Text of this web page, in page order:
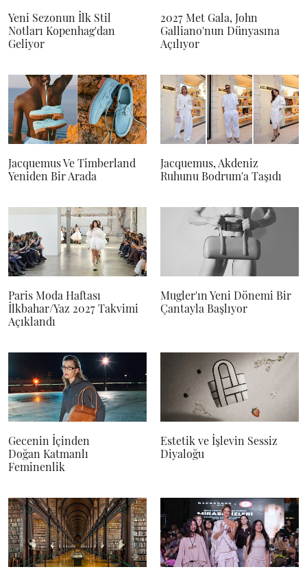
Yeni Sezonun İlk Stil
Notları Kopenhag'dan
Geliyor
2027 Met Gala, John
Galliano'nun Dünyasına
Açılıyor
Jacquemus Ve Timberland
Yeniden Bir Arada
Jacquemus, Akdeniz
Ruhunu Bodrum'a Taşıdı
Paris Moda Haftası
İlkbahar/Yaz 2027 Takvimi
Açıklandı
Mugler'ın Yeni Dönemi Bir
Çantayla Başlıyor
Gecenin İçinden
Doğan Katmanlı
Feminenlik
Estetik ve İşlevin Sessiz
Diyaloğu